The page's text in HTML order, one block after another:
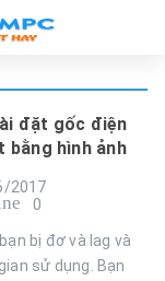
đặt gốc điện
bằng hình ảnh
2017
0
bị đơ và lag và
sử dụng. Bạn